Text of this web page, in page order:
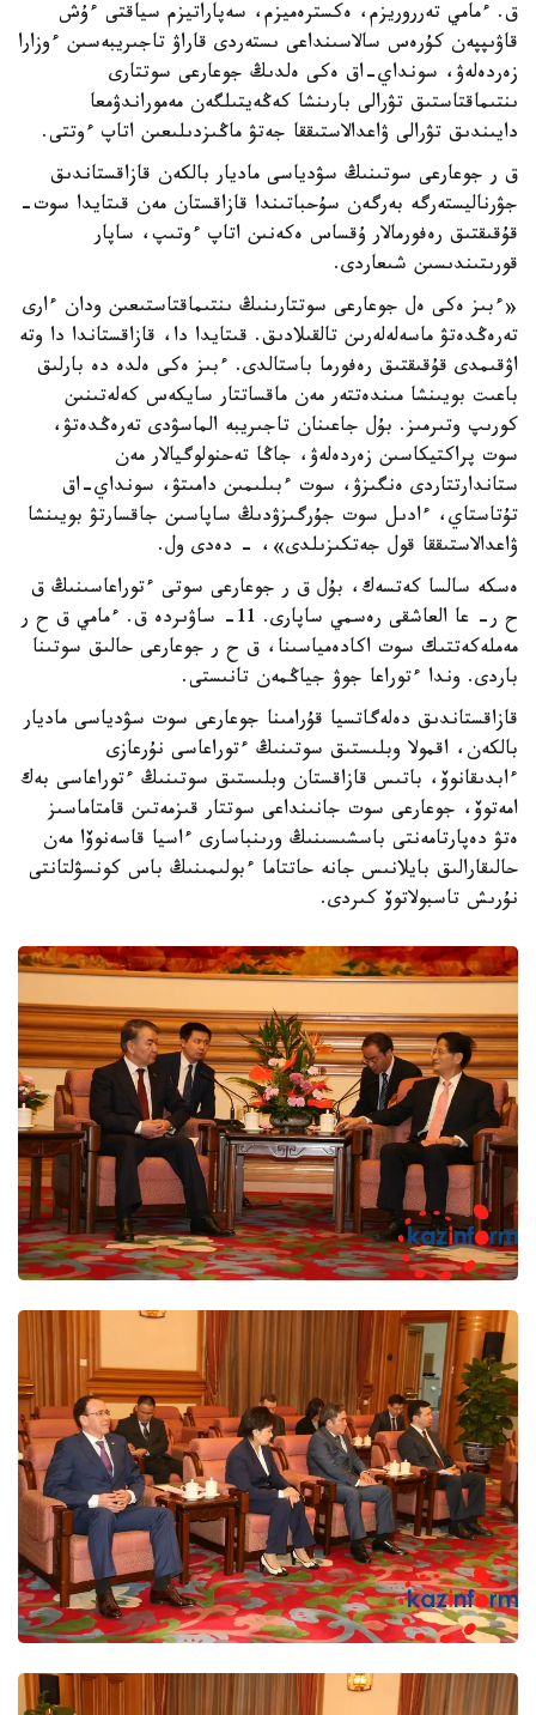
ق. ءمامي تەرروريزم، ەكسترەميزم، سەپاراتيزم سياقتى ءۇش
قاۋىپپەن كۇرەس سالاسىنداعى ىستەردى قاراۋ تاجىريبەسىن ءوزارا
زەردەلەۋ، سونداي-اق ەكى ەلدىڭ جوعارعى سوتتارى
ىنتىماقتاستىق تۋرالى بارىنشا كەڭەيتىلگەن مەموراندۋمعا
دايىندىق تۋرالى ۋاعدالاستىققا جەتۋ ماڭىزدىلىعىن اتاپ ءوتتى.
ق ر جوعارعى سوتىنىڭ سۋدياسى ماديار بالكەن قازاقستاندىق
جۋرناليستەرگە بەرگەن سۇحباتىندا قازاقستان مەن قىتايدا سوت-
قۇقىقتىق رەفورمالار ۇقساس ەكەنىن اتاپ ءوتىپ، ساپار
قورىتىندىسىن شىعاردى.
«ءبىز ەكى ەل جوعارعى سوتتارىنىڭ ىنتىماقتاستىعىن ودان ءارى
تەرەڭدەتۋ ماسەلەلەرىن تالقىلادىق. قىتايدا دا، قازاقستاندا دا وتە
اۋقىمدى قۇقىقتىق رەفورما باستالدى. ءبىز ەكى ەلدە دە بارلىق
باعىت بويىنشا مىندەتتەر مەن ماقساتتار سايكەس كەلەتىنىن
كورىپ وتىرمىز. بۇل جاعىنان تاجىريبە الماسۋدى تەرەڭدەتۋ،
سوت پراكتيكاسىن زەردەلەۋ، جاڭا تەحنولوگيالار مەن
ستاندارتتاردى ەنگىزۋ، سوت ءبىلىمىن دامىتۋ، سونداي-اق
تۇتاستاي، ءادىل سوت جۇرگىزۋدىڭ ساپاسىن جاقسارتۋ بويىنشا
ۋاعدالاستىققا قول جەتكىزىلدى»، - دەدى ول.
ەسكە سالسا كەتسەك، بۇل ق ر جوعارعى سوتى ءتوراعاسىنىڭ ق
ح ر- عا العاشقى رەسمي ساپارى. 11- ساۋىردە ق. ءمامي ق ح ر
مەملەكەتتىك سوت اكادەمياسىنا، ق ح ر جوعارعى حالىق سوتىنا
باردى. وندا ءتوراعا جوۋ جياڭمەن تانىستى.
قازاقستاندىق دەلەگاتسيا قۇرامىنا جوعارعى سوت سۋدياسى ماديار
بالكەن، اقمولا وبلىستىق سوتىنىڭ ءتوراعاسى نۇرعازى
ءابدىقانوۆ، باتىس قازاقستان وبلىستىق سوتىنىڭ ءتوراعاسى بەك
امەتوۆ، جوعارعى سوت جانىنداعى سوتتار قىزمەتىن قامتاماسىز
ەتۋ دەپارتامەنتى باسشىسىنىڭ ورىنباسارى ءاسيا قاسەنوۆا مەن
حالىقارالىق بايلانىس جانە حاتتاما ءبولىمىنىڭ باس كونسۋلتانتى
نۇرىش تاسبولاتوۆ كىردى.